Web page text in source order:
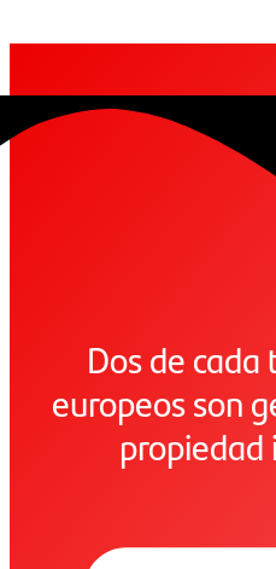
Dos de
europeos son